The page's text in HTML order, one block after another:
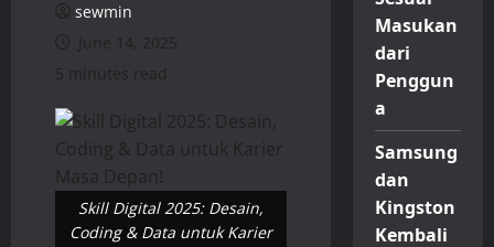
sewmin
June 14, 2025
5 minutes read
Skill Digital 2025: Desain,
Coding & Data untuk Karier
Masukan
dari
Penggun
a
Samsung
dan
Kingston
Kembali